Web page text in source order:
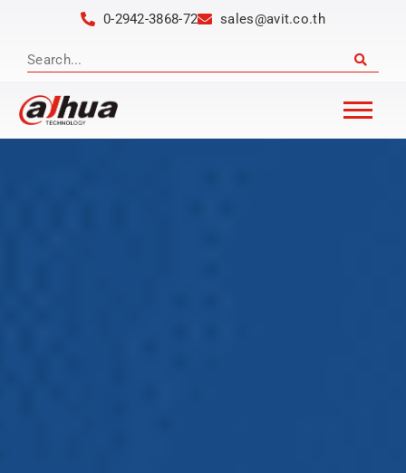
0-2942-3868-72 sales@avit.co.th